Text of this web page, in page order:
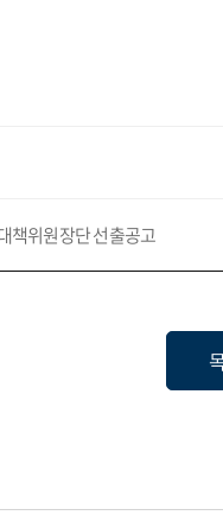
책위원장단 선출공고